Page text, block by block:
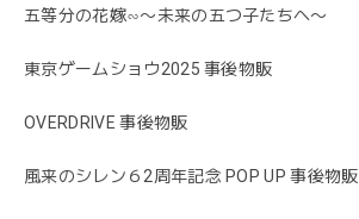
五等分の花嫁∽〜未来の五つ子たちへ〜
東京ゲームショウ2025 事後物販
OVERDRIVE 事後物販
風来のシレン６2周年記念 POP UP 事後物販